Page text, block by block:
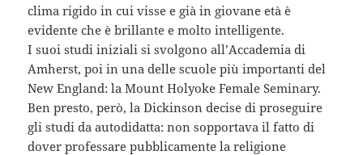
clima rigido in cui visse e già in giovane età è
evidente che è brillante e molto intelligente.
I suoi studi iniziali si svolgono all’Accademia di
Amherst, poi in una delle scuole più importanti del
New England: la Mount Holyoke Female Seminary.
Ben presto, però, la Dickinson decise di proseguire
gli studi da autodidatta: non sopportava il fatto di
dover professare pubblicamente la religione